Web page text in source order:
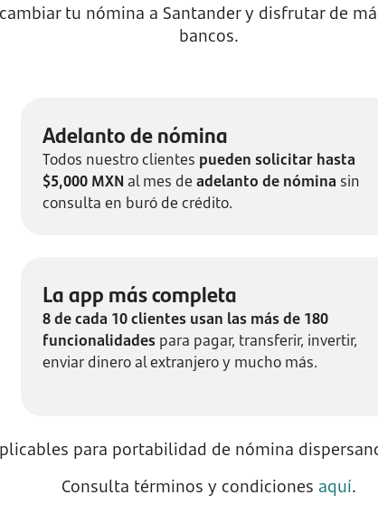
tu nómina a Santander y disfrutar de
bancos.
Adelanto de nómina
Todos nuestro clientes pueden solicitar hasta
$5,000 MXN al mes de adelanto de nómina sin
consulta en buró de crédito.
La app más completa
8 de cada 10 clientes usan las más de 180
funcionalidades para pagar, transferir, invertir,
enviar dinero al extranjero y mucho más.
para portabilidad de nómina
Consulta términos y condiciones aquí.